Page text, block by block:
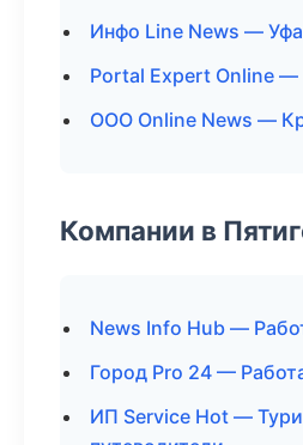
Инфо Line News — Уфа
Portal Expert Online
ООО Online News —
Компании в
News Info Hub —
Город Pro 24 —
ИП Service Hot —